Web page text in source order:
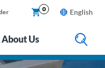
0 English
About Us